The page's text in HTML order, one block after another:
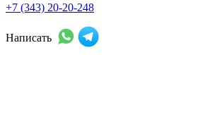
+7 (343) 20-20-248
Написать